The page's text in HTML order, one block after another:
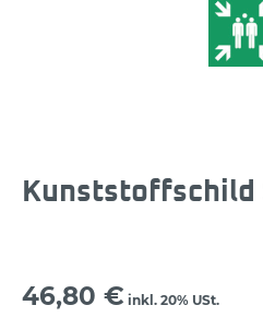
Kunststoffschild
46,80 € inkl. 20% USt.